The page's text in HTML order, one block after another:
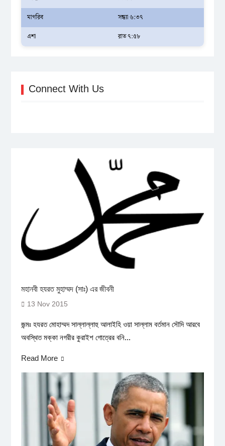
মাগরিব
সন্ধ্যা ৬:৩৭
এশা
রাত ৭:৫৮
Connect With Us
মহানবী হযরত মুহাম্মদ (সাঃ) এর জীবনী
13 Nov 2015
জন্মঃ হযরত মোহাম্মদ সাল্লাল্লাহু আলাইহি ওয়া সাল্লাম বর্তমান সৌদি আরবে
অবস্থিত মক্কা নগরীর কুরাইশ গোত্রের বনি...
Read More